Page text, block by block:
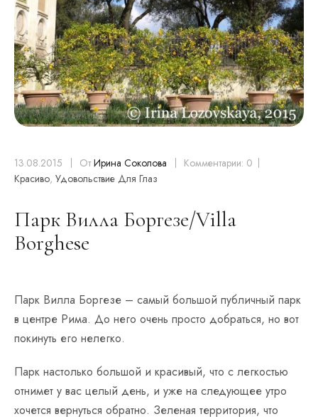
13.08.2015 ОтИрина Соколова
Комментарии: 0
Красиво, Удовольствие Для Глаз
Парк Вилла Боргезе/Villa
Borghese
Парк Вилла Боргезе – самый большой публичный парк
в центре Рима. До него очень просто добраться, но вот
покинуть его нелегко.
Парк настолько большой и красивый, что с легкостью
отнимет у вас целый день, и уже на следующее утро
хочется вернуться обратно. Зеленая территория, что